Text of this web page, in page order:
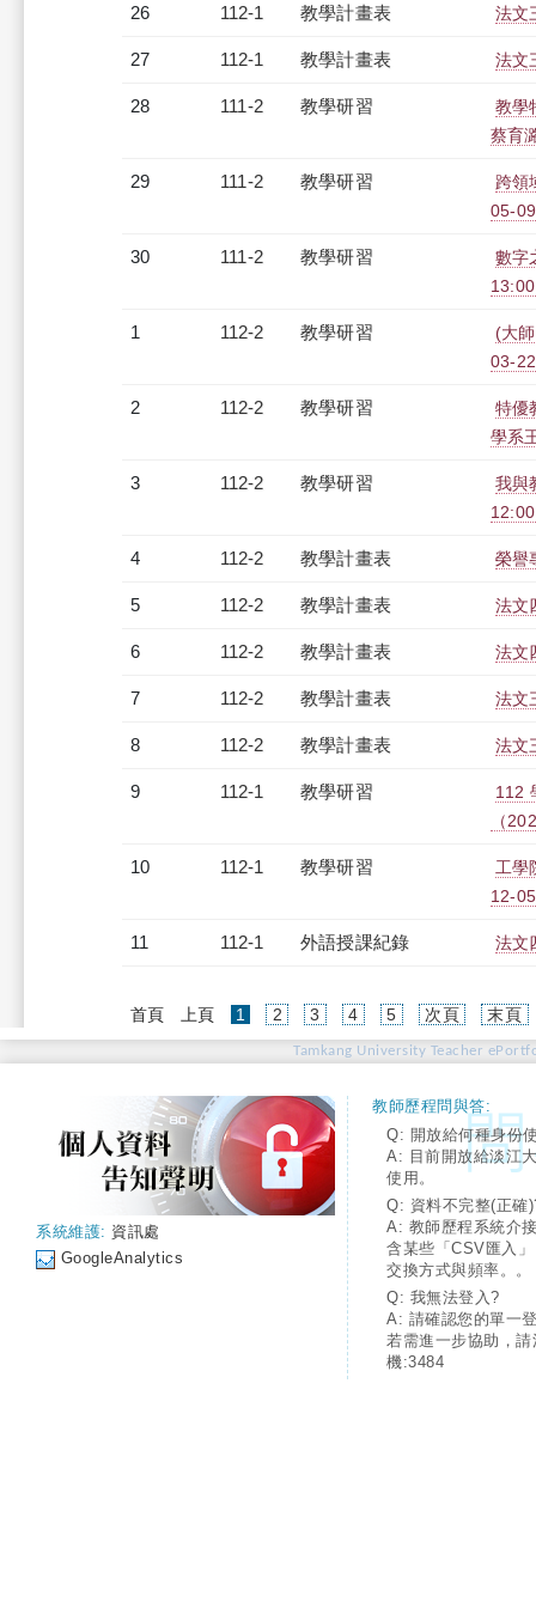
26 112-1 教學計畫表 法文
27 112-1 教學計畫表 法文
28 111-2 教學研習
教學
蔡育
29 111-2 教學研習
跨領
05-
30 111-2 教學研習
數字
1 112-2 教學研習
(大
03-
2 112-2 教學研習
特優
學系
3 112-2 教學研習
我與
4 112-2 教學計畫表 榮譽
5 112-2 教學計畫表 法文
6 112-2 教學計畫表 法文
7 112-2 教學計畫表 法文
8 112-2 教學計畫表 法文
9 112-1 教學研習
112
（
10 112-1 教學研習
工學
12-
11 112-1 外語授課紀錄 法文
首頁 上頁 1 (current)
2 3 4 5 次頁 末頁
Tamkang University Teacher
系統維護: 資訊處
GoogleAnalytics
教師歷程問與答:
Q: 開放給何種身份
A: 目前開放給淡江
使用。
Q: 資料不完整(正確
A: 教師歷程系統介
含某些「CSV匯入
交換方式與頻率。。
Q: 我無法登入?
A: 請確認您的單一
若需進一步協助，
機:3484